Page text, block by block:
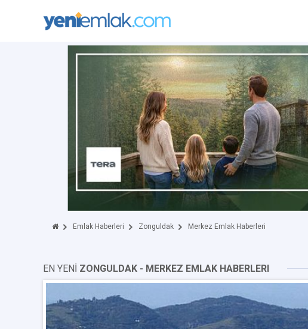
Emlak Haberleri Zonguldak Merkez Emlak Haberleri
EN YENİ ZONGULDAK - MERKEZ EMLAK HABERLERI